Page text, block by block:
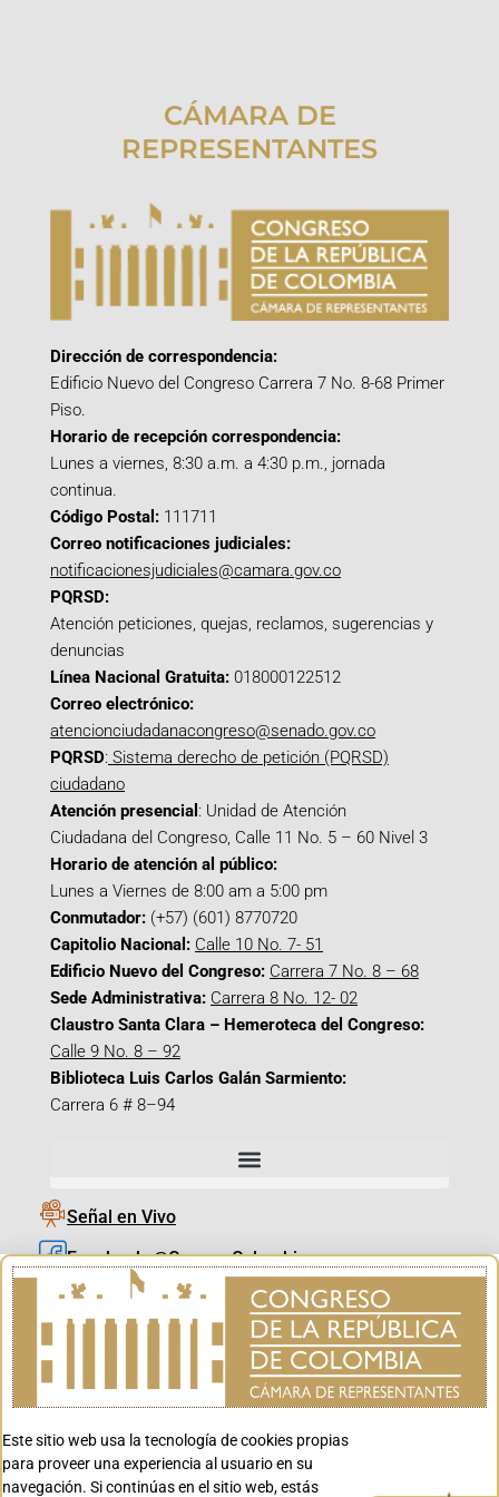
CÁMARA DE
REPRESENTANTES
Dirección de correspondencia:
Edificio Nuevo del Congreso Carrera 7 No. 8-68 Primer
Piso.
Horario de recepción correspondencia:
Lunes a viernes, 8:30 a.m. a 4:30 p.m., jornada
continua.
Código Postal: 111711
Correo notificaciones judiciales:
notificacionesjudiciales@camara.gov.co
PQRSD:
Atención peticiones, quejas, reclamos, sugerencias y
denuncias
Línea Nacional Gratuita: 018000122512
Correo electrónico:
atencionciudadanacongreso@senado.gov.co
PQRSD: Sistema derecho de petición (PQRSD)
ciudadano
Atención presencial : Unidad de Atención
Ciudadana del Congreso, Calle 11 No. 5 – 60 Nivel 3
Horario de atención al público:
Lunes a Viernes de 8:00 am a 5:00 pm
Conmutador: (+57) (601) 8770720
Capitolio Nacional: Calle 10 No. 7- 51
Edificio Nuevo del Congreso: Carrera 7 No. 8 – 68
Sede Administrativa: Carrera 8 No. 12- 02
Claustro Santa Clara – Hemeroteca del Congreso:
Calle 9 No. 8 – 92
Biblioteca Luis Carlos Galán Sarmiento:
Carrera 6 # 8–94
Señal en Vivo
Facebook_@CamaraColombia
Instagram_@CamaraColombia
X_@CamaraColombia
Youtube_@CamaraColombia
Youtube_@CanalCongreso
Este sitio web usa la tecnología de cookies propias
para proveer una experiencia al usuario en su
navegación. Si continúas en el sitio web, estás